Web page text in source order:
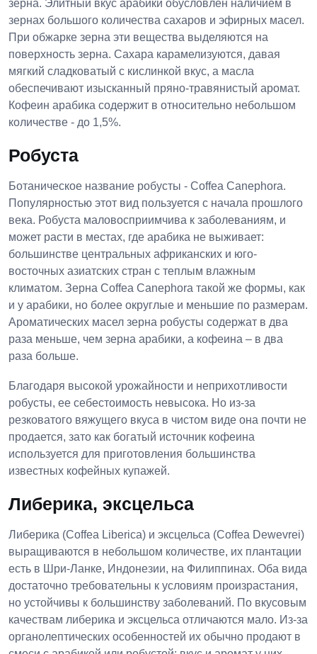
зерна. Элитный вкус арабики обусловлен наличием в
зернах большого количества сахаров и эфирных масел.
При обжарке зерна эти вещества выделяются на
поверхность зерна. Сахара карамелизуются, давая
мягкий сладковатый с кислинкой вкус, а масла
обеспечивают изысканный пряно-травянистый аромат.
Кофеин арабика содержит в относительно небольшом
количестве - до 1,5%.
Робуста
Ботаническое название робусты - Coffea Canephora.
Популярностью этот вид пользуется с начала прошлого
века. Робуста маловосприимчива к заболеваниям, и
может расти в местах, где арабика не выживает:
большинстве центральных африканских и юго-
восточных азиатских стран с теплым влажным
климатом. Зерна Coffea Canephora такой же формы, как
и у арабики, но более округлые и меньшие по размерам.
Ароматических масел зерна робусты содержат в два
раза меньше, чем зерна арабики, а кофеина – в два
раза больше.
Благодаря высокой урожайности и неприхотливости
робусты, ее себестоимость невысока. Но из-за
резковатого вяжущего вкуса в чистом виде она почти не
продается, зато как богатый источник кофеина
используется для приготовления большинства
известных кофейных купажей.
Либерика, эксцельса
Либерика (Coffea Liberica) и эксцельса (Coffea Dewevrei)
выращиваются в небольшом количестве, их плантации
есть в Шри-Ланке, Индонезии, на Филиппинах. Оба вида
достаточно требовательны к условиям произрастания,
но устойчивы к большинству заболеваний. По вкусовым
качествам либерика и эксцельса отличаются мало. Из-за
органолептических особенностей их обычно продают в